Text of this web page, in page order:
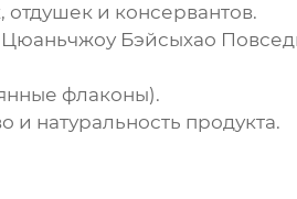
отдушек и консервантов.
Бэйсыхао
флаконы).
натуральность продукта.